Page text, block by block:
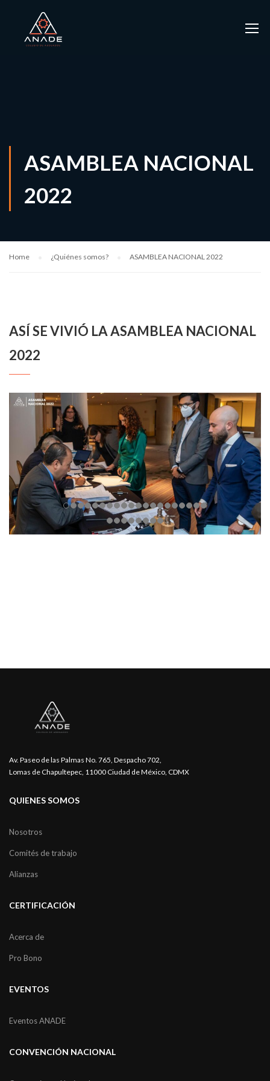
ASAMBLEA NACIONAL
2022
Home ¿Quiénes somos? ASAMBLEA NACIONAL 2022
ASÍ SE VIVIÓ LA ASAMBLEA NACIONAL
2022
Av. Paseo de las Palmas No. 765, Despacho 702,
Lomas de Chapultepec, 11000 Ciudad de México, CDMX
QUIENES SOMOS
Nosotros
Comités de trabajo
Alianzas
CERTIFICACIÓN
Acerca de
Pro Bono
EVENTOS
Eventos ANADE
CONVENCIÓN NACIONAL